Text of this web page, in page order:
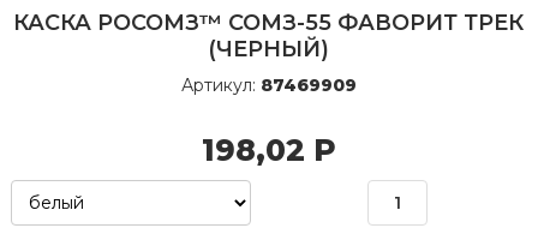
КАСКА РОСОМЗ™ СОМЗ-55 ФАВОРИТ ТРЕК
(ЧЕРНЫЙ)
Артикул: 87469909
198,02 Р